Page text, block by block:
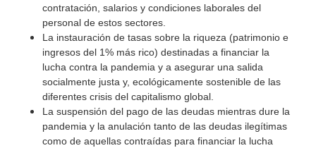
contratación, salarios y condiciones laborales del
personal de estos sectores.
La instauración de tasas sobre la riqueza (patrimonio e
ingresos del 1% más rico) destinadas a financiar la
lucha contra la pandemia y a asegurar una salida
socialmente justa y, ecológicamente sostenible de las
diferentes crisis del capitalismo global.
La suspensión del pago de las deudas mientras dure la
pandemia y la anulación tanto de las deudas ilegítimas
como de aquellas contraídas para financiar la lucha